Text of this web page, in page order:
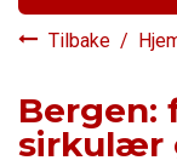
Tilbake /
Bergen:
sirkulær